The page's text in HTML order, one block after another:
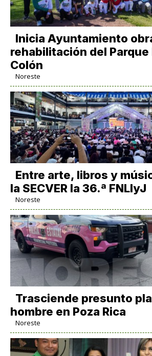
Inicia Ayuntamiento
rehabilitación del
Colón
Noreste
Entre arte, libros y
la SECVER la 36.ª FNLIyJ
Noreste
Trasciende presunto
hombre en Poza Rica
Noreste